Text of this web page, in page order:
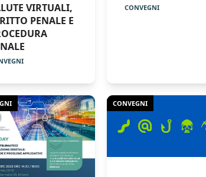
VIRTUALI,
PENALE E
CONVEGNI
CONVEGNI